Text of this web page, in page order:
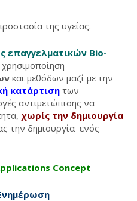
της υγείας.
επαγγελματικών Bio-
και μεθόδων μαζί με την
κατάρτιση των
αντιμετώπισης να
χωρίς την δημιουργία
την δημιουργία ενός
Concept